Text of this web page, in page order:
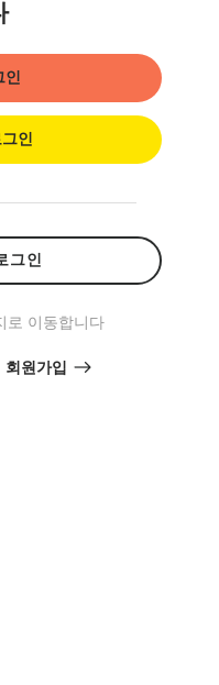
인
그인
로 이동합니다
회원가입